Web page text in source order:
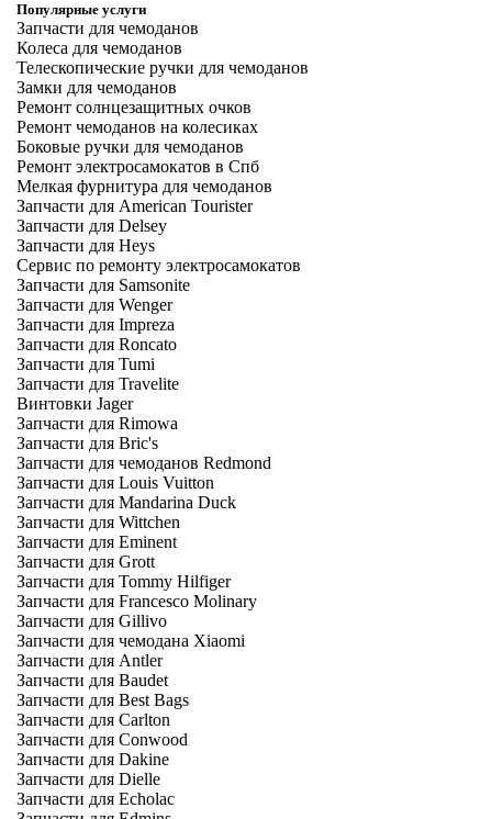
Популярные услуги
Запчасти для чемоданов
Колеса для чемоданов
Телескопические ручки для чемоданов
Замки для чемоданов
Ремонт солнцезащитных очков
Ремонт чемоданов на колесиках
Боковые ручки для чемоданов
Ремонт электросамокатов в Спб
Мелкая фурнитура для чемоданов
Запчасти для American Tourister
Запчасти для Delsey
Запчасти для Heys
Сервис по ремонту электросамокатов
Запчасти для Samsonite
Запчасти для Wenger
Запчасти для Impreza
Запчасти для Roncato
Запчасти для Tumi
Запчасти для Travelite
Винтовки Jager
Запчасти для Rimowa
Запчасти для Bric's
Запчасти для чемоданов Redmond
Запчасти для Louis Vuitton
Запчасти для Mandarina Duck
Запчасти для Wittchen
Запчасти для Eminent
Запчасти для Grott
Запчасти для Tommy Hilfiger
Запчасти для Francesco Molinary
Запчасти для Gillivo
Запчасти для чемодана Xiaomi
Запчасти для Antler
Запчасти для Baudet
Запчасти для Best Bags
Запчасти для Carlton
Запчасти для Conwood
Запчасти для Dakine
Запчасти для Dielle
Запчасти для Echolac